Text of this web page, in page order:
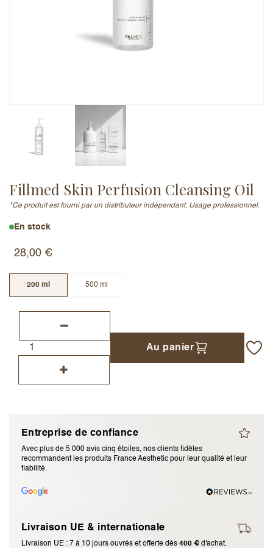
Fillmed Skin Perfusion Cleansing Oil
*Ce produit est fourni par un distributeur indépendant. Usage professionnel.
En stock
28,00 €
200 ml 500 ml
Au panier
Entreprise de confiance
Avec plus de 5 000 avis cinq étoiles, nos clients fidèles
recommandent les produits France Aesthetic pour leur qualité et leur
fiabilité.
Livraison UE & internationale
Livraison UE : 7 à 10 jours ouvrés et offerte dès 400 € d'achat.
Adresse e-mail (ne sera pas publiée)
Ajouter un avis
J’accepte les termes et conditions
Annuler l’avis